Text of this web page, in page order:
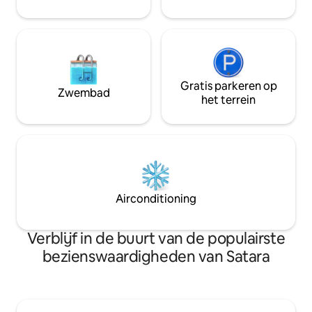
Zwembad
Gratis parkeren op
het terrein
Airconditioning
Verblijf in de buurt van de populairste
bezienswaardigheden van Satara